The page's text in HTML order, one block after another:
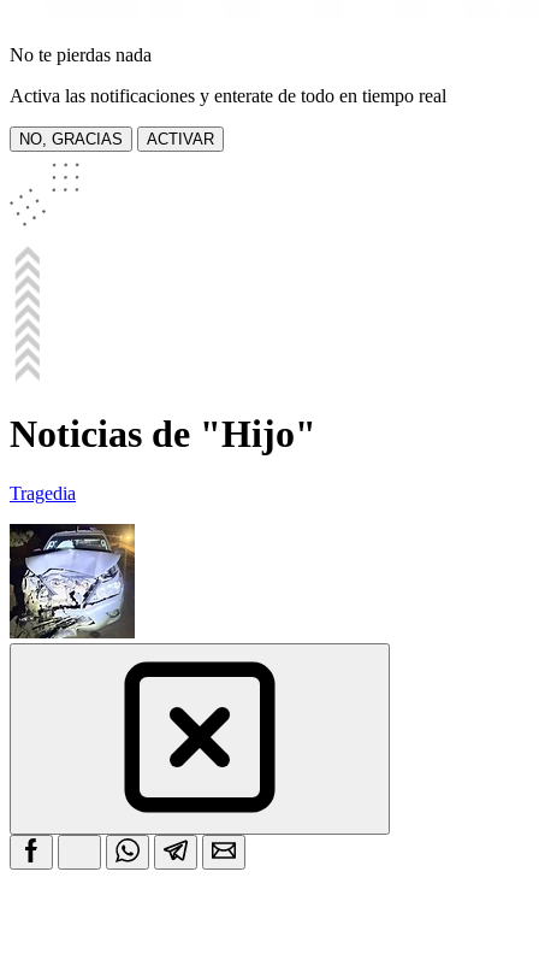
No te pierdas nada
Activa las notificaciones y enterate de todo en tiempo real
NO, GRACIAS ACTIVAR
Noticias de "Hijo"
Tragedia